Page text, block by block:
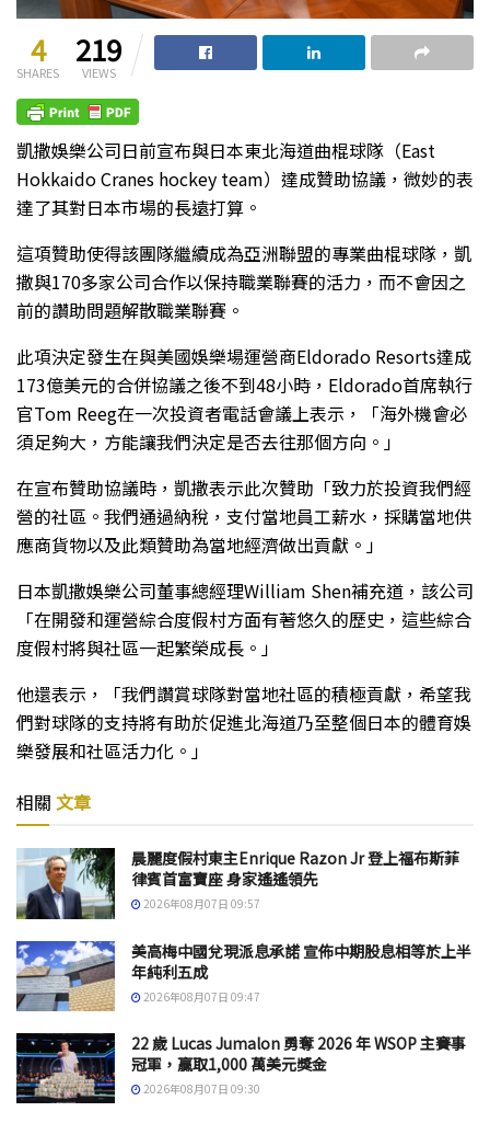
4
SHARES
219
VIEWS
凱撒娛樂公司日前宣布與日本東北海道曲棍球隊（East
Hokkaido Cranes hockey team）達成贊助協議，微妙的表
達了其對日本市場的長遠打算。
這項贊助使得該團隊繼續成為亞洲聯盟的專業曲棍球隊，凱
撒與170多家公司合作以保持職業聯賽的活力，而不會因之
前的讚助問題解散職業聯賽。
此項決定發生在與美國娛樂場運營商Eldorado Resorts達成
173億美元的合併協議之後不到48小時，Eldorado首席執行
官Tom Reeg在一次投資者電話會議上表示，「海外機會必
須足夠大，方能讓我們決定是否去往那個方向。」
在宣布贊助協議時，凱撒表示此次贊助「致力於投資我們經
營的社區。我們通過納稅，支付當地員工薪水，採購當地供
應商貨物以及此類贊助為當地經濟做出貢獻。」
日本凱撒娛樂公司董事總經理William Shen補充道，該公司
「在開發和運營綜合度假村方面有著悠久的歷史，這些綜合
度假村將與社區一起繁榮成長。」
他還表示，「我們讚賞球隊對當地社區的積極貢獻，希望我
們對球隊的支持將有助於促進北海道乃至整個日本的體育娛
樂發展和社區活力化。」
相關 文章
晨麗度假村東主Enrique Razon Jr 登上福布斯菲
律賓首富寶座 身家遙遙領先
2026年08月07日 09:57
美高梅中國兌現派息承諾 宣佈中期股息相等於上半
年純利五成
2026年08月07日 09:47
22 歲 Lucas Jumalon 勇奪 2026 年 WSOP 主賽事
冠軍，贏取1,000 萬美元獎金
2026年08月07日 09:30